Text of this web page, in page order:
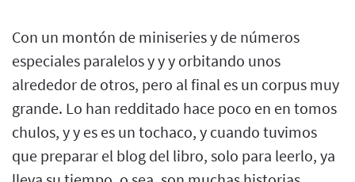
Con un montón de miniseries y de números
especiales paralelos y y y orbitando unos
alrededor de otros, pero al final es un corpus muy
grande. Lo han redditado hace poco en en tomos
chulos, y y es es un tochaco, y cuando tuvimos
que preparar el blog del libro, solo para leerlo, ya